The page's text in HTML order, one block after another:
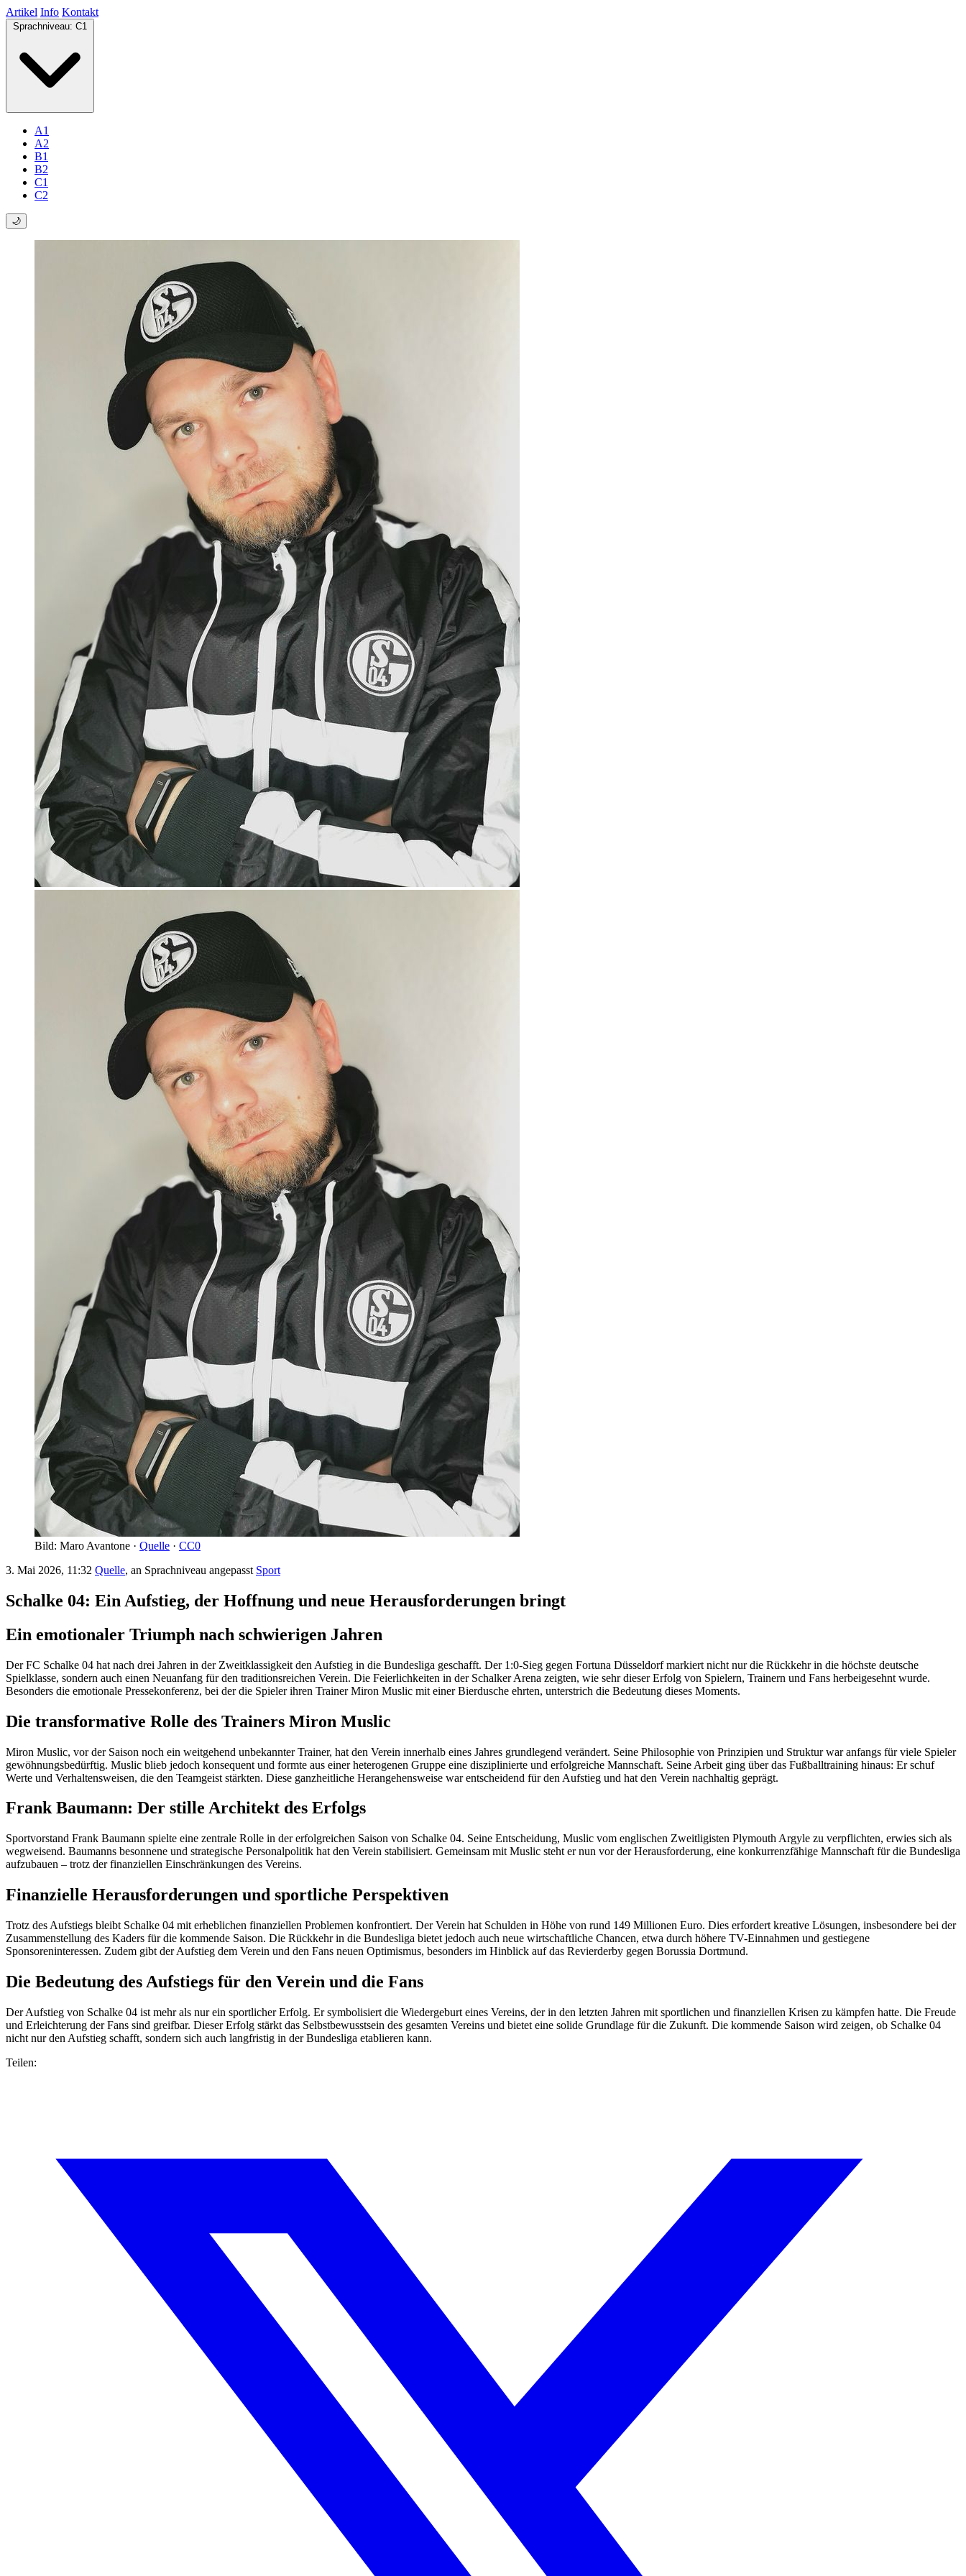
Artikel Info Kontakt
Sprachniveau: C1
A1
A2
B1
B2
C1
C2
🌙
Bild: Maro Avantone · Quelle · CC0
3. Mai 2026, 11:32 Quelle, an Sprachniveau angepasst Sport
Schalke 04: Ein Aufstieg, der Hoffnung und neue Herausforderungen bringt
Ein emotionaler Triumph nach schwierigen Jahren
Der FC Schalke 04 hat nach drei Jahren in der Zweitklassigkeit den Aufstieg in die Bundesliga geschafft. Der 1:0-Sieg gegen Fortuna Düsseldorf markiert nicht nur die Rückkehr in die höchste deutsche
Spielklasse, sondern auch einen Neuanfang für den traditionsreichen Verein. Die Feierlichkeiten in der Schalker Arena zeigten, wie sehr dieser Erfolg von Spielern, Trainern und Fans herbeigesehnt wurde.
Besonders die emotionale Pressekonferenz, bei der die Spieler ihren Trainer Miron Muslic mit einer Bierdusche ehrten, unterstrich die Bedeutung dieses Moments.
Die transformative Rolle des Trainers Miron Muslic
Miron Muslic, vor der Saison noch ein weitgehend unbekannter Trainer, hat den Verein innerhalb eines Jahres grundlegend verändert. Seine Philosophie von Prinzipien und Struktur war anfangs für viele Spieler
gewöhnungsbedürftig. Muslic blieb jedoch konsequent und formte aus einer heterogenen Gruppe eine disziplinierte und erfolgreiche Mannschaft. Seine Arbeit ging über das Fußballtraining hinaus: Er schuf
Werte und Verhaltensweisen, die den Teamgeist stärkten. Diese ganzheitliche Herangehensweise war entscheidend für den Aufstieg und hat den Verein nachhaltig geprägt.
Frank Baumann: Der stille Architekt des Erfolgs
Sportvorstand Frank Baumann spielte eine zentrale Rolle in der erfolgreichen Saison von Schalke 04. Seine Entscheidung, Muslic vom englischen Zweitligisten Plymouth Argyle zu verpflichten, erwies sich als
wegweisend. Baumanns besonnene und strategische Personalpolitik hat den Verein stabilisiert. Gemeinsam mit Muslic steht er nun vor der Herausforderung, eine konkurrenzfähige Mannschaft für die Bundesliga
aufzubauen – trotz der finanziellen Einschränkungen des Vereins.
Finanzielle Herausforderungen und sportliche Perspektiven
Trotz des Aufstiegs bleibt Schalke 04 mit erheblichen finanziellen Problemen konfrontiert. Der Verein hat Schulden in Höhe von rund 149 Millionen Euro. Dies erfordert kreative Lösungen, insbesondere bei der
Zusammenstellung des Kaders für die kommende Saison. Die Rückkehr in die Bundesliga bietet jedoch auch neue wirtschaftliche Chancen, etwa durch höhere TV-Einnahmen und gestiegene
Sponsoreninteressen. Zudem gibt der Aufstieg dem Verein und den Fans neuen Optimismus, besonders im Hinblick auf das Revierderby gegen Borussia Dortmund.
Die Bedeutung des Aufstiegs für den Verein und die Fans
Der Aufstieg von Schalke 04 ist mehr als nur ein sportlicher Erfolg. Er symbolisiert die Wiedergeburt eines Vereins, der in den letzten Jahren mit sportlichen und finanziellen Krisen zu kämpfen hatte. Die Freude
und Erleichterung der Fans sind greifbar. Dieser Erfolg stärkt das Selbstbewusstsein des gesamten Vereins und bietet eine solide Grundlage für die Zukunft. Die kommende Saison wird zeigen, ob Schalke 04
nicht nur den Aufstieg schafft, sondern sich auch langfristig in der Bundesliga etablieren kann.
Teilen: